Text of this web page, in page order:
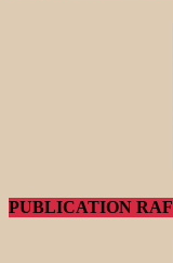
PUBLICATION